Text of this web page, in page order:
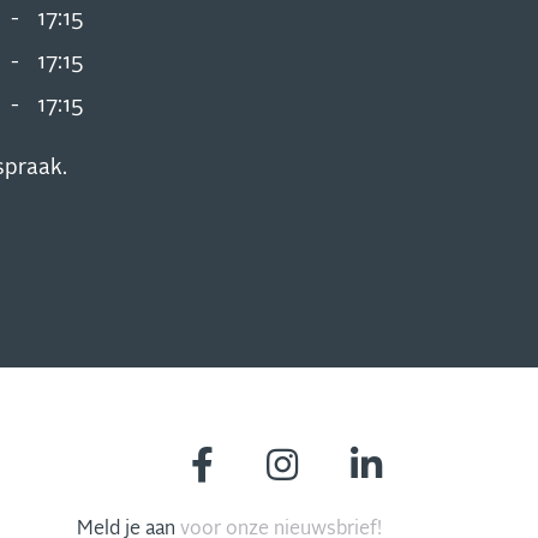
-
17:15
-
17:15
-
17:15
Meld je aan voor onze nieuwsbrief!